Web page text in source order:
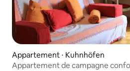
Appartement ⋅ Kuhnhöfen
Appartement de campagne